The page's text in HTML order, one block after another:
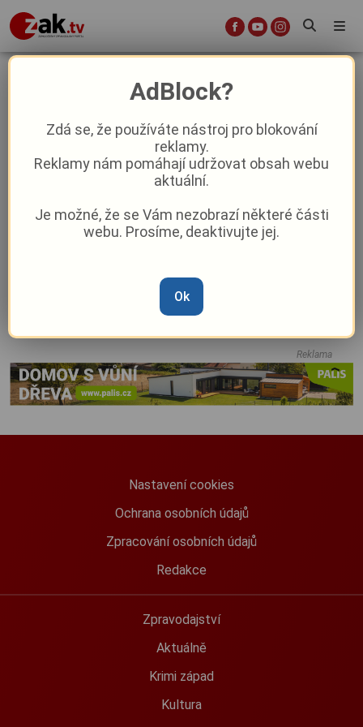
Bezpečné dveře v akci na Dni ve
vzduchu - BYDLEME BEZPEČNĚ
📺 Má cenu zabezpečit své bydlení
pořádnými dveřmi? - BYDLEME
domov před vloupáním - BYDLEME
Reklama
Nastavení cookies
Ochrana osobních údajů
Zpracování osobních údajů
Redakce
Zpravodajství
Aktuálně
Krimi západ
Kultura
AdBlock?
Zdá se, že používáte nástroj pro blokování
reklamy.
Reklamy nám pomáhají udržovat obsah webu
aktuální.
Je možné, že se Vám nezobrazí některé části
webu. Prosíme, deaktivujte jej.
Ok